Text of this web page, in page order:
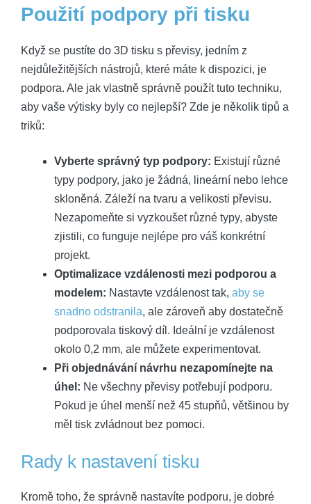
Použití podpory při tisku
Když se pustíte do 3D tisku s převisy, jedním z
nejdůležitějších nástrojů, které máte k dispozici, je
podpora. Ale jak vlastně správně použít tuto techniku,
aby vaše výtisky byly co nejlepší? Zde je několik tipů a
triků:
Vyberte správný typ podpory: Existují různé
typy podpory, jako je žádná, lineární nebo lehce
skloněná. Záleží na tvaru a velikosti převisu.
Nezapomeňte si vyzkoušet různé typy, abyste
zjistili, co funguje nejlépe pro váš konkrétní
projekt.
Optimalizace vzdálenosti mezi podporou a
modelem: Nastavte vzdálenost tak, aby se
snadno odstranila, ale zároveň aby dostatečně
podporovala tiskový díl. Ideální je vzdálenost
okolo 0,2 mm, ale můžete experimentovat.
Při objednávání návrhu nezapomínejte na
úhel: Ne všechny převisy potřebují podporu.
Pokud je úhel menší než 45 stupňů, většinou by
měl tisk zvládnout bez pomoci.
Rady k nastavení tisku
Kromě toho, že správně nastavíte podporu, je dobré